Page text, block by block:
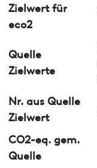
Zielwert für
eco2
Quelle
Zielwerte
Nr. aus Quelle
Zielwert
CO2-eq. gem.
Quelle